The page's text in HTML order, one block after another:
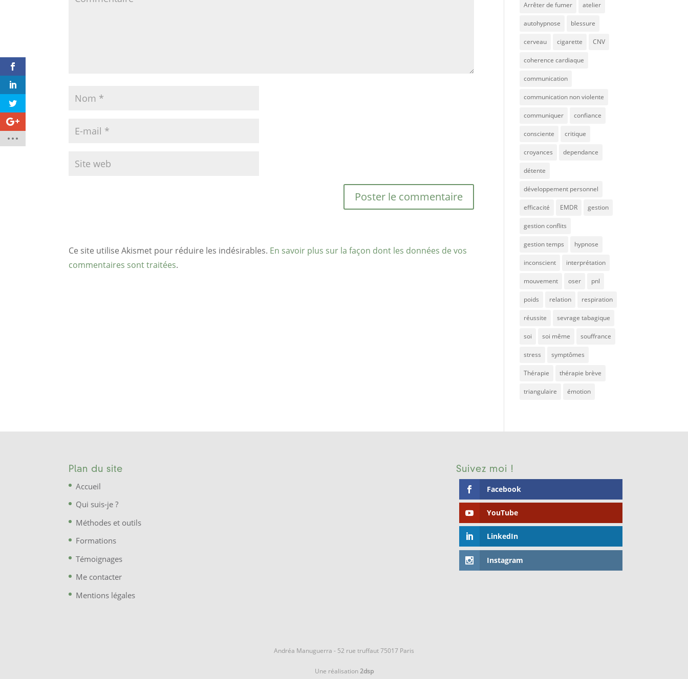
Ce site utilise Akismet pour réduire les indésirables. En savoir plus sur la façon dont les données de vos
commentaires sont traitées.
Arrêter de fumer atelier
autohypnose blessure
cerveau cigarette CNV
coherence cardiaque
communication
communication non violente
communiquer confiance
consciente critique
croyances dependance
détente
développement personnel
efficacité EMDR gestion
gestion conflits
gestion temps hypnose
inconscient interprétation
mouvement oser pnl
poids relation respiration
réussite sevrage tabagique
soi soi même souffrance
stress symptômes
Thérapie thérapie brève
triangulaire émotion
Plan du site
Accueil
Qui suis-je ?
Méthodes et outils
Formations
Témoignages
Me contacter
Mentions légales
Suivez moi !
Facebook
YouTube
LinkedIn
Instagram
Andréa Manuguerra - 52 rue truffaut 75017 Paris
Une réalisation2dsp